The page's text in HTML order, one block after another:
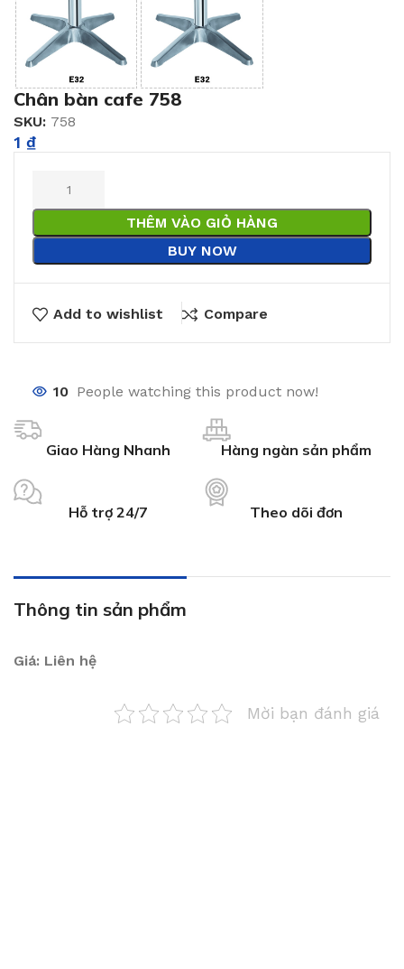
Chân bàn cafe 758
SKU: 758
1 ₫
THÊM VÀO GIỎ HÀNG
BUY NOW
Add to wishlist Compare
10 People watching this product now!
Giao Hàng Nhanh Hàng ngàn sản phẩm
Hỗ trợ 24/7 Theo dõi đơn
Thông tin sản phẩm
Giá: Liên hệ
Mời bạn đánh giá